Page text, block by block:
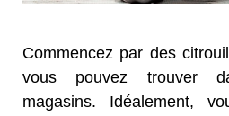
Commencez par des
vous pouvez trouver
magasins. Idéalement,